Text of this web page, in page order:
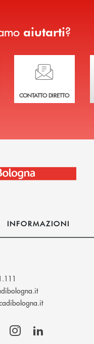
aiutarti?
a teHai bisogno di
CONTATTO DIRETTO
INFORMAZIONI
(si apre l’app di
(si apre l’app